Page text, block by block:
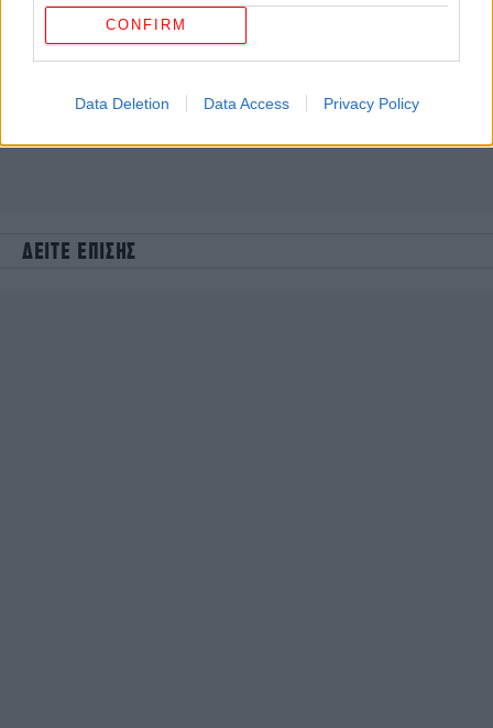
CONFIRM
Data Deletion Data Access Privacy Policy
ΔΕΙΤΕ ΕΠΙΣΗΣ